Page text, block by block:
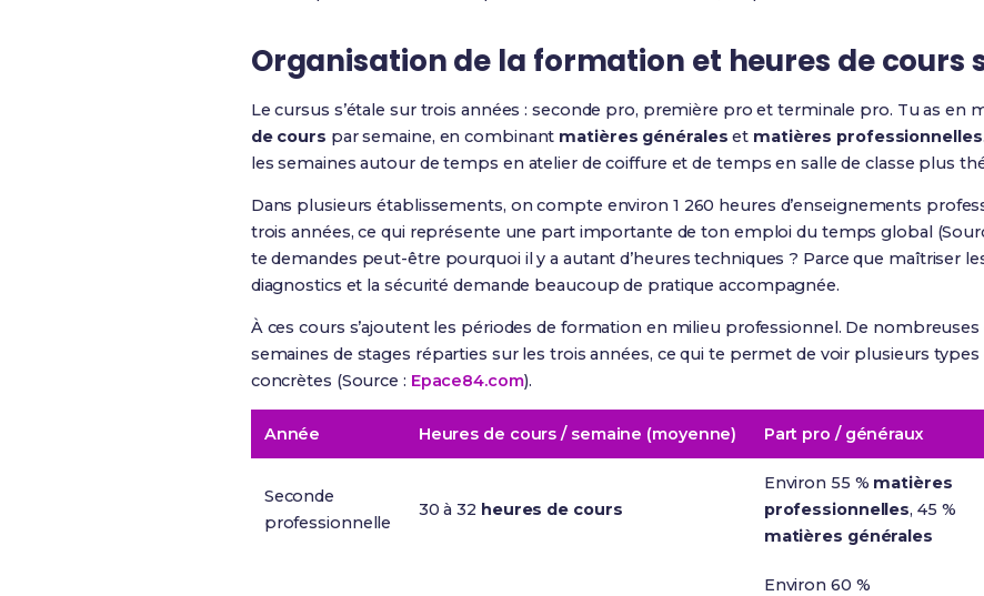
Organisation de la formation et heures de cours
Le cursus s’étale sur trois années : seconde pro, première pro et terminale pro. Tu as en
de cours par semaine, en combinant matières générales et matières professionnelles
les semaines autour de temps en atelier de coiffure et de temps en salle de classe plus
Dans plusieurs établissements, on compte environ 1 260 heures d’enseignements
trois années, ce qui représente une part importante de ton emploi du temps global
te demandes peut-être pourquoi il y a autant d’heures techniques ? Parce que maîtriser
diagnostics et la sécurité demande beaucoup de pratique accompagnée.
À ces cours s’ajoutent les périodes de formation en milieu professionnel. De
semaines de stages réparties sur les trois années, ce qui te permet de voir plusieurs
concrètes (Source : Epace84.com).
Année Heures de cours / semaine (moyenne) Part pro / généraux
Seconde
professionnelle
30 à 32 heures de cours
Environ 55 % matières
professionnelles, 45 %
matières générales
Environ 60 %